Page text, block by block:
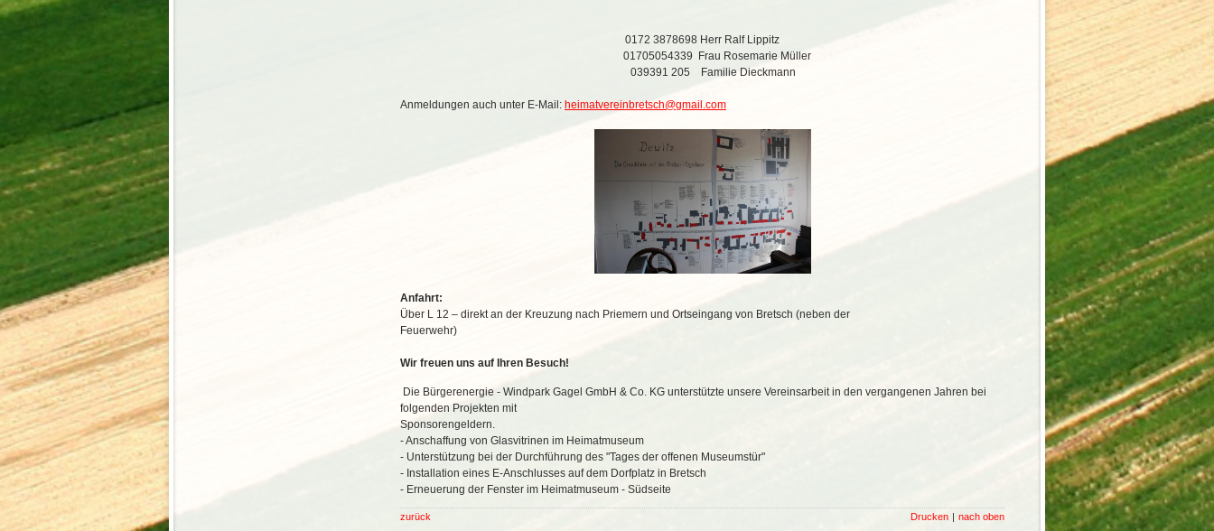
0172 3878698 Herr Ralf Lippitz
01705054339 Frau Rosemarie Müller
039391 205 Familie Dieckmann
Anmeldungen auch unter E-Mail: heimatvereinbretsch@gmail.com
Anfahrt:
Über L 12 – direkt an der Kreuzung nach Priemern und Ortseingang von Bretsch (neben der
Feuerwehr)
Wir freuen uns auf Ihren Besuch!
Die Bürgerenergie - Windpark Gagel GmbH & Co. KG unterstützte unsere Vereinsarbeit in den vergangenen Jahren bei
folgenden Projekten mit
Sponsorengeldern.
- Anschaffung von Glasvitrinen im Heimatmuseum
- Unterstützung bei der Durchführung des "Tages der offenen Museumstür"
- Installation eines E-Anschlusses auf dem Dorfplatz in Bretsch
- Erneuerung der Fenster im Heimatmuseum - Südseite
zurück Drucken nach oben